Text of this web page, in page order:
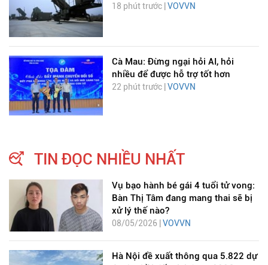
18 phút trước | VOVVN
Cà Mau: Đừng ngại hỏi AI, hỏi
nhiều để được hỗ trợ tốt hơn
22 phút trước | VOVVN
TIN ĐỌC NHIỀU NHẤT
Vụ bạo hành bé gái 4 tuổi tử vong:
Bàn Thị Tâm đang mang thai sẽ bị
xử lý thế nào?
08/05/2026 |VOVVN
Hà Nội đề xuất thông qua 5.822 dự